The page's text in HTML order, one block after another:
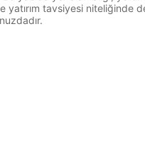
yatırım tavsiyesi niteliğinde